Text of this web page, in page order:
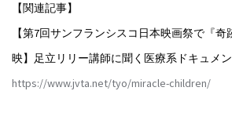
【関連記事】
【第7回サンフランシスコ日本映画祭で『
映】足立リリー講師に聞く医療系ドキュメ
https://www.jvta.net/tyo/miracle-children/